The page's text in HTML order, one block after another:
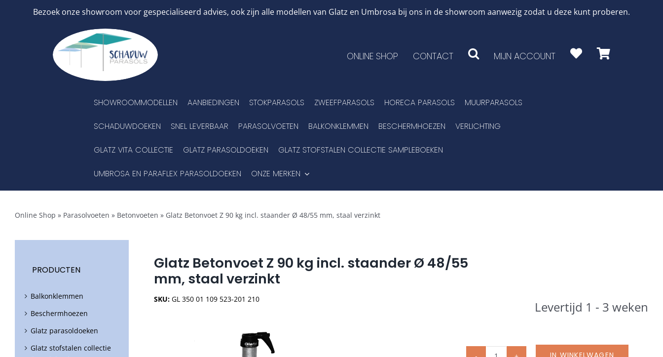
Bezoek onze showroom voor gespecialiseerd advies, ook zijn alle modellen van Glatz en Umbrosa bij ons in de showroom aanwezig zodat u deze kunt proberen.
ONLINE SHOP CONTACT MIJN ACCOUNT
SHOWROOMMODELLEN AANBIEDINGEN STOKPARASOLS ZWEEFPARASOLS HORECA PARASOLS MUURPARASOLS
SCHADUWDOEKEN SNEL LEVERBAAR PARASOLVOETEN BALKONKLEMMEN BESCHERMHOEZEN VERLICHTING
GLATZ VITA COLLECTIE GLATZ PARASOLDOEKEN GLATZ STOFSTALEN COLLECTIE SAMPLEBOEKEN
UMBROSA EN PARAFLEX PARASOLDOEKEN ONZE MERKEN
Online Shop » Parasolvoeten » Betonvoeten » Glatz Betonvoet Z 90 kg incl. staander Ø 48/55 mm, staal verzinkt
Glatz Betonvoet Z 90 kg incl. staander Ø 48/55
mm, staal verzinkt
SKU:GL 350 01 109 523-201 210 Levertijd 1 - 3 weken
IN WINKELWAGEN
PRODUCTEN
Balkonklemmen
Beschermhoezen
Glatz parasoldoeken
Glatz stofstalen collectie